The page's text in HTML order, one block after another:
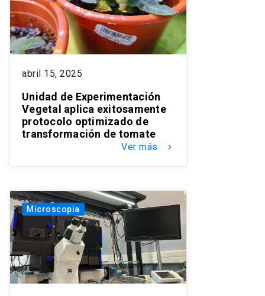
abril 15, 2025
Unidad de Experimentación
Vegetal aplica exitosamente
protocolo optimizado de
transformación de tomate
Ver más keyboard_arrow_right
Microscopia